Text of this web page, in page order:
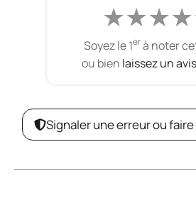
★★★★
Soyez le 1erà noter
ou bien laissez un
Signaler une erreur ou